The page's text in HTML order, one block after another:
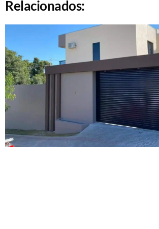
Relacionados: